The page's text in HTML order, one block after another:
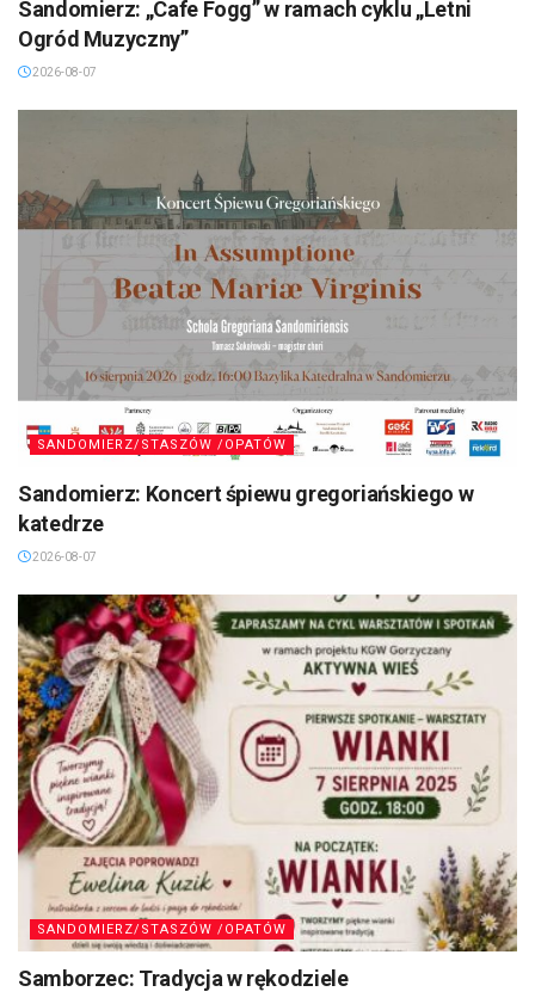
Sandomierz: „Cafe Fogg” w ramach cyklu „Letni
Ogród Muzyczny”
2026-08-07
SANDOMIERZ/STASZÓW /OPATÓW
Sandomierz: Koncert śpiewu gregoriańskiego w
katedrze
2026-08-07
SANDOMIERZ/STASZÓW /OPATÓW
Samborzec: Tradycja w rękodziele